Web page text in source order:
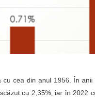
cea din anul 1956. În
cu 2,35%, iar în 2022